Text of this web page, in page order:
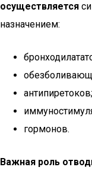
осуществляется
назначением:
антипиретоков;
гормонов.
Важная роль